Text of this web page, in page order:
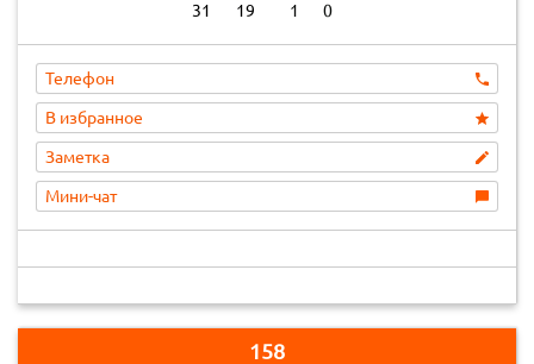
31 19 1 0
Телефон
В избранное
Заметка
Мини-чат
158